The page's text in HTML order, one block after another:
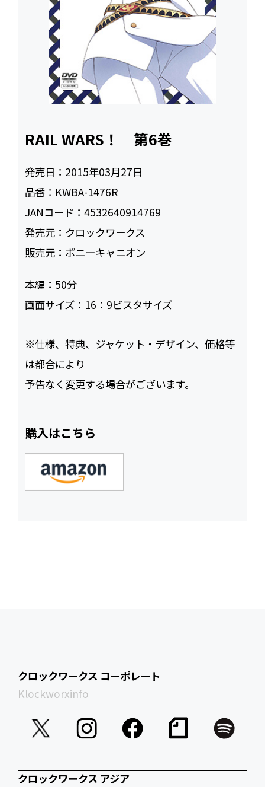
RAIL WARS！ 第6巻
発売日： 2015年03月27日
品番： KWBA-1476R
JANコード：4532640914769
発売元： クロックワークス
販売元： ポニーキャニオン
本編： 50
画面サイズ： 16：9ビスタサイズ
※仕様、特典、ジャケット・デザイン、価格等
は都合により
予告なく変更する場合がございます。
購入はこちら
クロックワークス コーポレート
Klockworxinfo
クロックワークス アジア